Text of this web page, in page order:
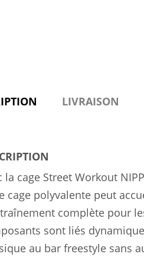
LIVRAISON
la cage Street Workout
cage polyvalente peut
complète pour
sont liés
au bar freestyle sans